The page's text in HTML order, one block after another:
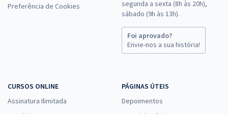
Preferência de Cookies
segunda a sexta (8h às 20h),
sábado (9h às 13h).
Foi aprovado?
Envie-nos a sua história!
CURSOS ONLINE
Assinatura Ilimitada
PÁGINAS ÚTEIS
Depoimentos